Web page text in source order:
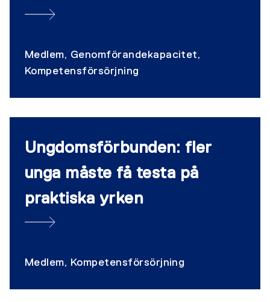
Medlem, Genomförandekapacitet,
Kompetensförsörjning
Ungdomsförbunden: fler
unga måste få testa på
praktiska yrken
Medlem, Kompetensförsörjning